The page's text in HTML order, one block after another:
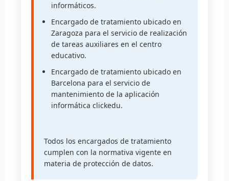
informáticos.
Encargado de tratamiento ubicado en
Zaragoza para el servicio de realización
de tareas auxiliares en el centro
educativo.
Encargado de tratamiento ubicado en
Barcelona para el servicio de
mantenimiento de la aplicación
informática clickedu.
Todos los encargados de tratamiento
cumplen con la normativa vigente en
materia de protección de datos.